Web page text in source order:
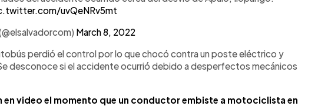
uvQeNRv5mt
March 8, 2022
perdió el control por lo que chocó contra un poste eléctrico y
desconoce si el accidente ocurrió debido a desperfectos mecánicos
en video el momento que un conductor embiste a motociclista en